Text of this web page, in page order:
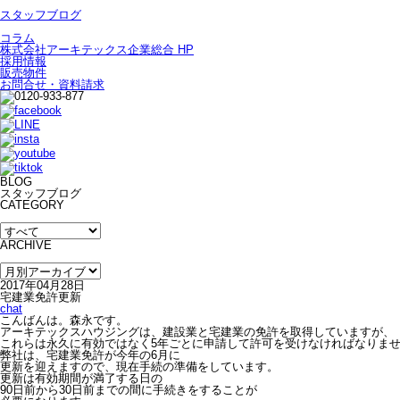
スタッフブログ
コラム
株式会社アーキテックス企業総合 HP
採用情報
販売物件
お問合せ・資料請求
BLOG
スタッフブログ
CATEGORY
ARCHIVE
2017年04月28日
宅建業免許更新
chat
こんばんは。森永です。
アーキテックスハウジングは、建設業と宅建業の免許を取得していますが、
これらは永久に有効ではなく5年ごとに申請して許可を受けなければなりま
弊社は、宅建業免許が今年の6月に
更新を迎えますので、現在手続の準備をしています。
更新は有効期間が満了する日の
90日前から30日前までの間に手続きをすることが